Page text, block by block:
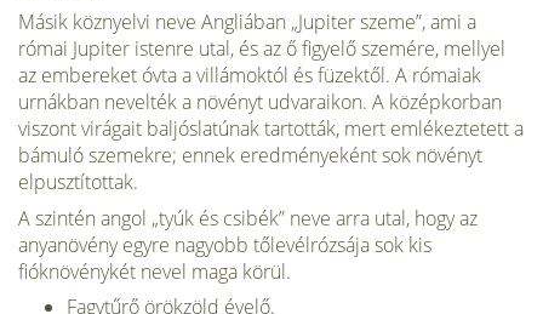
Másik köznyelvi neve Angliában „Jupiter szeme”, ami a
római Jupiter istenre utal, és az ő figyelő szemére, mellyel
az embereket óvta a villá­moktól és füzektől. A rómaiak
urnákban nevelték a növényt udvaraikon. A középkorban
viszont virágait baljóslatúnak tartották, mert emlékez­tetett a
bámuló szemekre; ennek eredményeként sok növényt
elpusztí­tottak.
A szintén angol „tyúk és csibék” neve arra utal, hogy az
anyanövény egyre nagyobb tőlevélrózsája sok kis
fióknövénykét nevel maga körül.
Fagytűrő örökzöld évelő.